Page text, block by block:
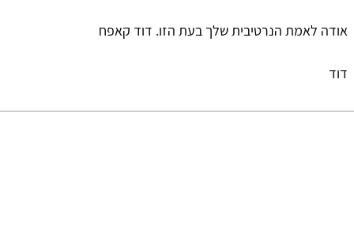
אודה לאמת הנרטיבית שלך בעת הזו. דוד קאפח
דוד